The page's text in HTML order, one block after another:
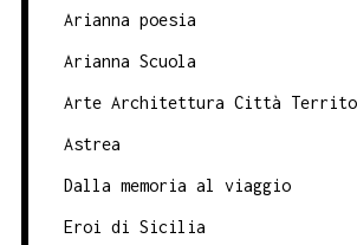
Arianna poesia
Arianna Scuola
Arte Architettura Città
Astrea
Dalla memoria al viaggio
Eroi di Sicilia